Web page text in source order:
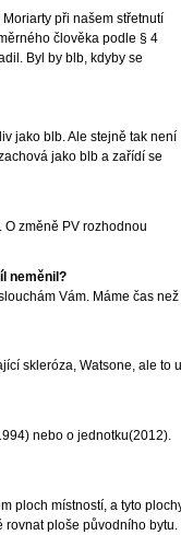
při našem střetnutí
člověka podle § 4
Byl by blb, kdyby se
jako blb. Ale stejně tak není
jako blb a zařídí se
změně PV rozhodnou
neměnil?
Vám. Máme čas než
skleróza, Watsone, ale to
nebo o jednotku(2012).
ploch místností, a tyto
rovnat ploše původního bytu.